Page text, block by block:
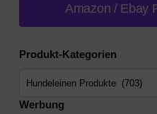
Amazon / Ebay
Produkt-Kategorien
Werbung